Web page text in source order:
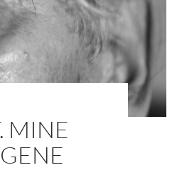
MINE